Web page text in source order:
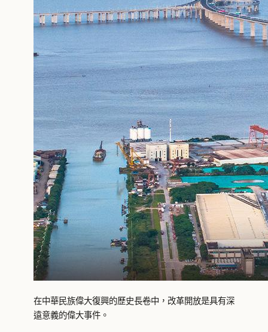
在中華民族偉大復興的歷史長卷中，改革開放是具有深
遠意義的偉大事件。